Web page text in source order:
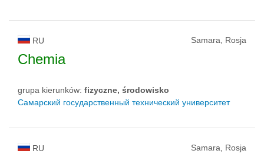
RU Samara, Rosja
Chemia
grupa kierunków: fizyczne, środowisko
Самарский государственный технический университет
RU Samara, Rosja